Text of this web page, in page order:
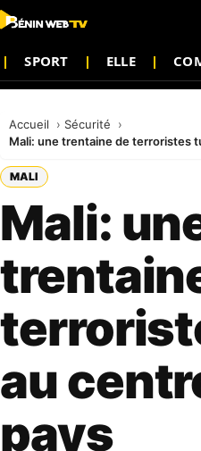
SPORT ELLE
Accueil
Sécurité
Mali: une trentaine de terroristes
MALI
Mali:
au
pays